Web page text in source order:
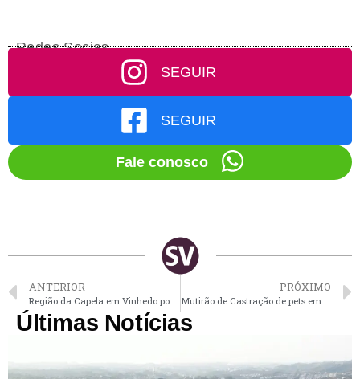
Redes Socias
SEGUIR
SEGUIR
Fale conosco
ANTERIOR PRÓXIMO
Últimas Notícias